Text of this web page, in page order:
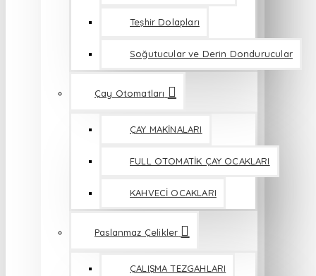
Teşhir Dolapları
Soğutucular ve Derin Dondurucular
Çay Otomatları
ÇAY MAKİNALARI
FULL OTOMATİK ÇAY OCAKLARI
KAHVECİ OCAKLARI
Paslanmaz Çelikler
ÇALIŞMA TEZGAHLARI